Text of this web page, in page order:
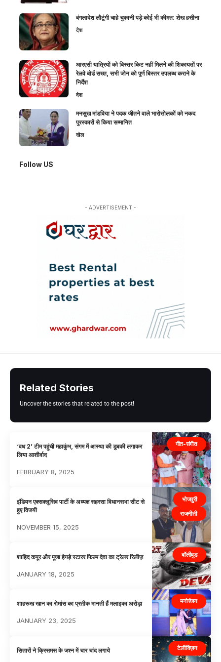
बंगलादेश लौटूंगी चाहे चुकानी पड़े कोई भी कीमत: शेख हसीना
देश
आरएसी यात्रियों को बिस्तर किट नहीं मिलने की शिकायतों पर
रेलवे बोर्ड सख्त, सभी जोन को पूर्ण बिस्तर उपलब्ध कराने के
निर्देश
देश
मनसुख मांडविया ने पदक जीतने वाले भारोत्तोलकों को नकद
पुरस्कारों से किया सम्मानित
खेल
Follow US
- ADVERTISEMENT -
Related Stories
Uncover the stories that related to the post!
गीत-संगीत
‘वध 2’ टीम पहुंची महाकुंभ, संगम में आस्था की डुबकी लगाकर
लिया आशीर्वाद
FEBRUARY 8, 2025
भोजपुरी
राजनीती
इंडियन एक्सक्लूसिव पार्टी के अध्यक्ष सहरसा विधानसभा सीट से
हुए विजयी
NOVEMBER 15, 2025
बॉलीवुड
शाहिद कपूर और पूजा हेगड़े स्टारर फिल्म देवा का ट्रेलर रिलीज़
JANUARY 18, 2025
मनोरंजन
शाहरूख खान का रोमांस का प्रतीक मानती हैं मलाइका अरोड़ा
JANUARY 23, 2025
टेलीविज़न
सितारों ने क्रिसमस के जश्न में चार चांद लगाये